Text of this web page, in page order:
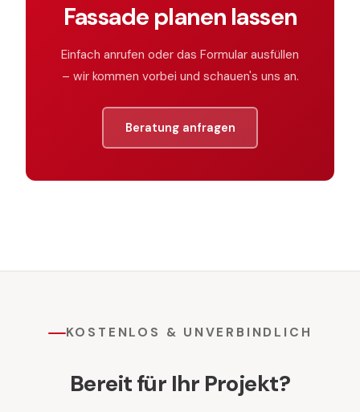
Fassade planen lassen
Einfach anrufen oder das Formular ausfüllen
– wir kommen vorbei und schauen's uns an.
Beratung anfragen
KOSTENLOS & UNVERBINDLICH
Bereit für Ihr Projekt?